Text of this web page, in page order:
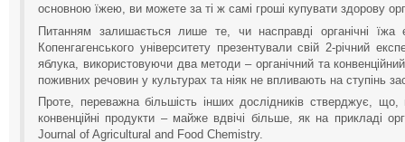
основною їжею, ви можете за ті ж самі гроші купувати здорову
Питанням залишається лише те, чи насправді органічні
Копенгагенського університету презентували свій 2-річний
яблука, використовуючи два методи – органічний та
поживних речовин у культурах та ніяк не впливають на ступінь
Проте, переважна більшість інших дослідників стверджує, що,
конвенційні продукти – майже вдвічі більше, як на прикладі
Journal of Agricultural and Food Chemistry.